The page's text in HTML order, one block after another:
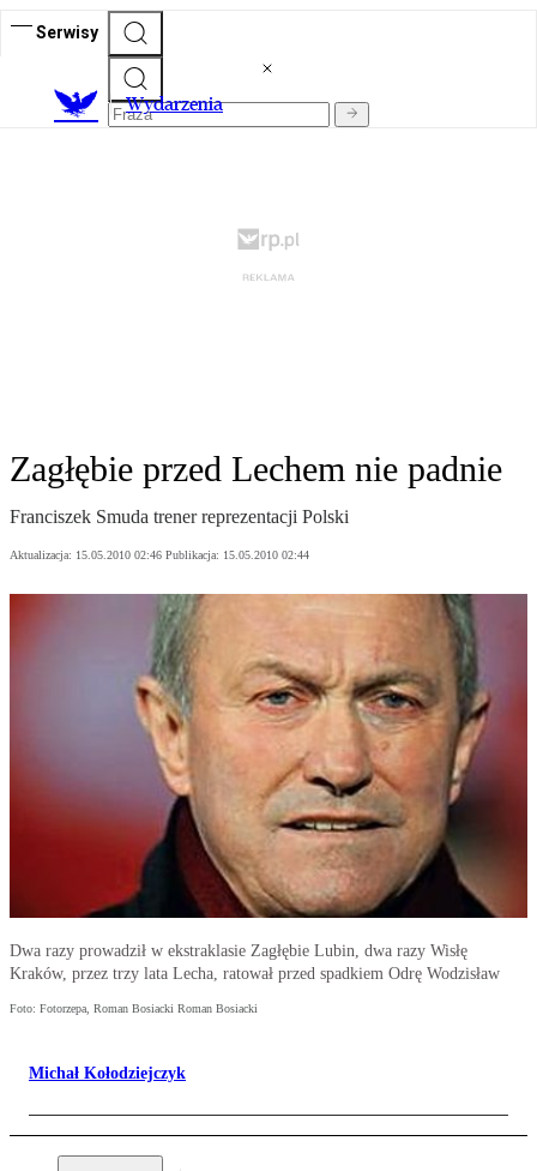
Serwisy
Wydarzenia
Zagłębie przed Lechem nie padnie
Franciszek Smuda trener reprezentacji Polski
Aktualizacja: 15.05.2010 02:46 Publikacja: 15.05.2010 02:44
Dwa razy prowadził w ekstraklasie Zagłębie Lubin, dwa razy Wisłę
Kraków, przez trzy lata Lecha, ratował przed spadkiem Odrę Wodzisław
Foto: Fotorzepa, Roman Bosiacki Roman Bosiacki
Michał Kołodziejczyk